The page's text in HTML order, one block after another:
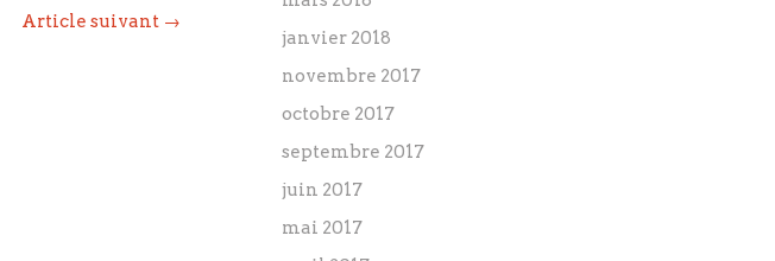
Article suivant →
janvier 2018
novembre 2017
octobre 2017
septembre 2017
juin 2017
mai 2017